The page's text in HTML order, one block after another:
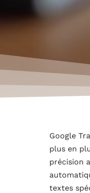
Google
plus en
précision
textes